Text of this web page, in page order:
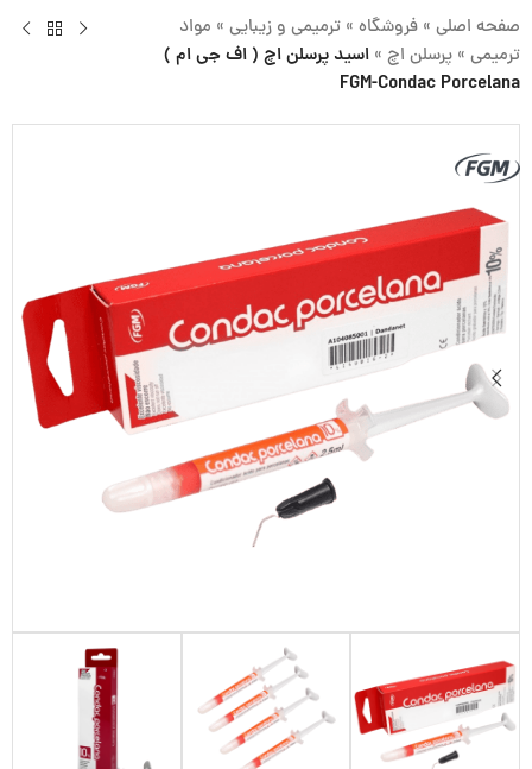
صفحه اصلی » فروشگاه » ترمیمی و زیبایی » مواد
ترمیمی » پرسلن اچ » اسید پرسلن اچ ( اف جی ام )
FGM-Condac Porcelana